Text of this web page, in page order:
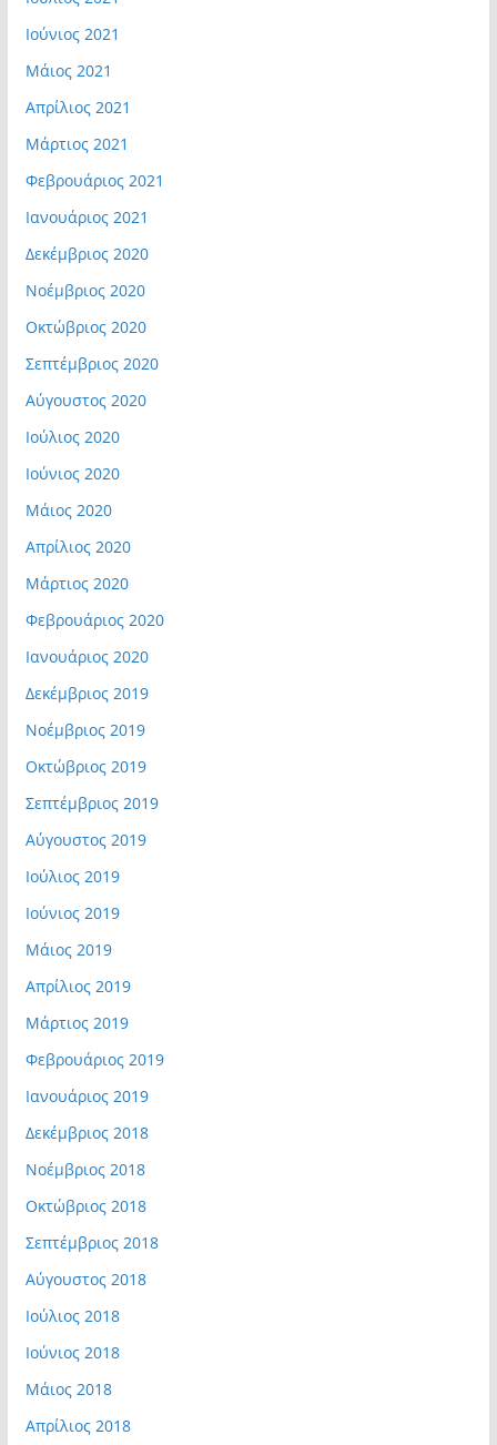
Ιούνιος 2021
Μάιος 2021
Απρίλιος 2021
Μάρτιος 2021
Φεβρουάριος 2021
Ιανουάριος 2021
Δεκέμβριος 2020
Νοέμβριος 2020
Οκτώβριος 2020
Σεπτέμβριος 2020
Αύγουστος 2020
Ιούλιος 2020
Ιούνιος 2020
Μάιος 2020
Απρίλιος 2020
Μάρτιος 2020
Φεβρουάριος 2020
Ιανουάριος 2020
Δεκέμβριος 2019
Νοέμβριος 2019
Οκτώβριος 2019
Σεπτέμβριος 2019
Αύγουστος 2019
Ιούλιος 2019
Ιούνιος 2019
Μάιος 2019
Απρίλιος 2019
Μάρτιος 2019
Φεβρουάριος 2019
Ιανουάριος 2019
Δεκέμβριος 2018
Νοέμβριος 2018
Οκτώβριος 2018
Σεπτέμβριος 2018
Αύγουστος 2018
Ιούλιος 2018
Ιούνιος 2018
Μάιος 2018
Απρίλιος 2018